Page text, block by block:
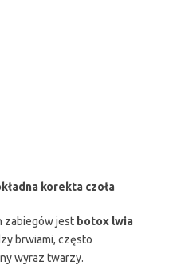
korekta czoła
zabiegów jest botox lwia
brwiami, często
wyraz twarzy.